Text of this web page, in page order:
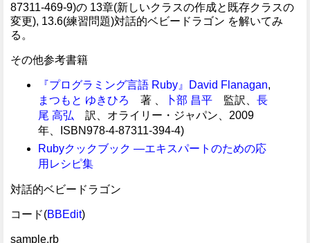
87311-469-9)の 13章(新しいクラスの作成と既存クラスの
変更), 13.6(練習問題)対話的ベビードラゴン を解いてみ
る。
その他参考書籍
『プログラミング言語 Ruby』 David Flanagan,
まつもと ゆきひろ 著 、 卜部 昌平監訳、 長
尾 高弘 訳、オライリー・ジャパン、2009
年、ISBN978-4-87311-394-4)
Rubyクックブック ―エキスパートのための応
用レシピ集
対話的ベビードラゴン
コード(BBEdit)
sample.rb